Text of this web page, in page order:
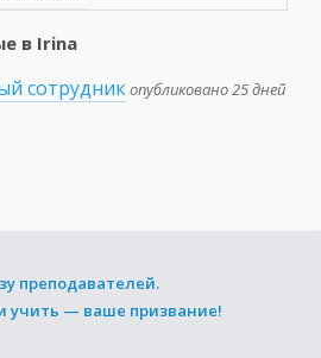
в Irina
сотрудникопубликовано 25 дней
преподавателей.
учить — ваше призвание!